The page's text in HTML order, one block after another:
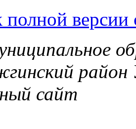
версии
район
сайт